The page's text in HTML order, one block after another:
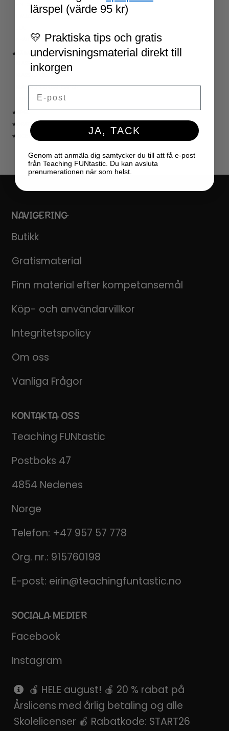
FN-DAGEN
★ LÄRARVERKTYG
KLASSRUMSDEKORATION
KLASSRUMSLEDARSKAP
KLASSRUMSORGANISATION
LÄRARKALENDER
★ SPEL
★ GRATIS
★ LICENSER
NAVIGERING
Butikk
Gratismaterial
Finn material efter kompetansemål
Köp- och användarvillkor
Integritetspolicy
Om oss
Vanliga Frågor
KONTAKTA OSS
Teaching FUNtastic
Postboks 47
4854 Nedenes
Norge
Telefon: +47 957 57 778
Org. nr.: 915760198
E-post: eirin@teachingfuntastic.no
SOCIALA MEDIER
Facebook
Instagram
Pinterest
SnapChat
🍎 HELE august! 🍎 20 % rabat på
Årslicens med årlig betaling og alle
Skolelicenser 🍎 Rabatkode: START26
lärspel (värde 95 kr)
💛 Praktiska tips och gratis
undervisningsmaterial direkt till
inkorgen
JA, TACK
Genom att anmäla dig samtycker du till att få e-post
från Teaching FUNtastic. Du kan avsluta
prenumerationen när som helst.